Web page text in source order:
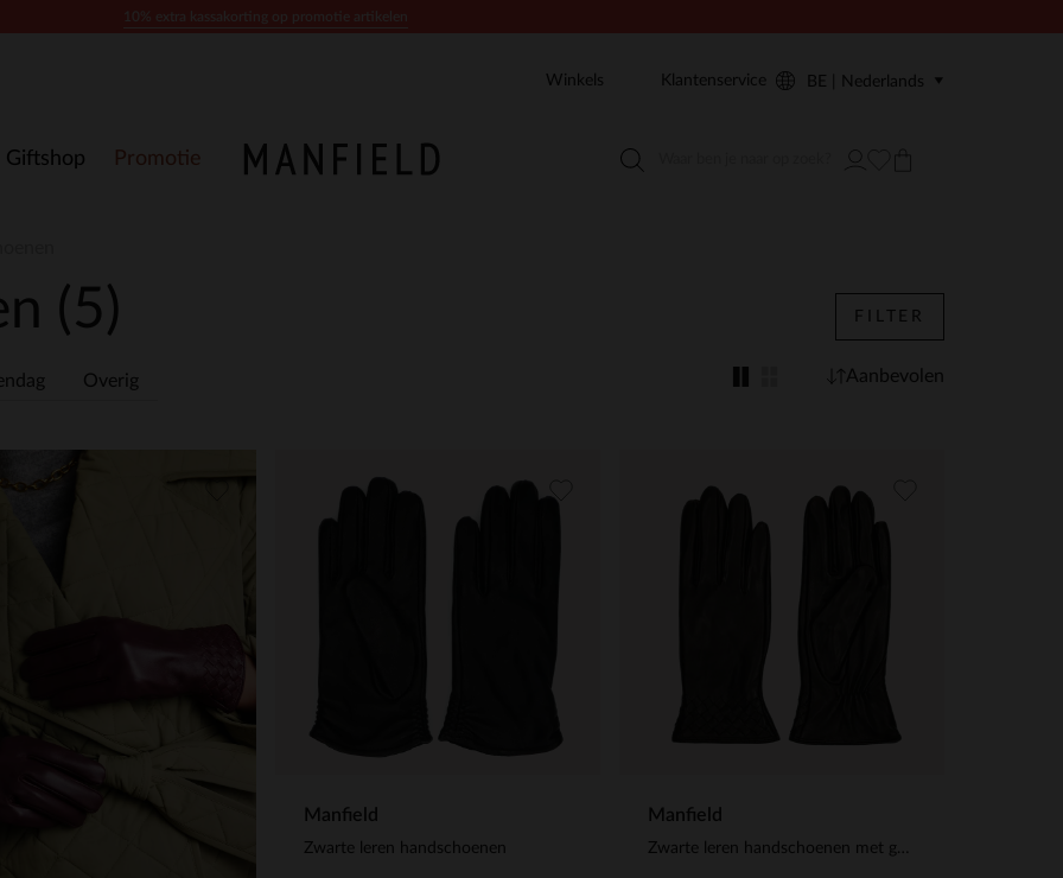
Giftshop Promotie
Winkels Klantenservice BE | Nederlands
(5)
Overig
FILTER
Aanbevolen
Manfield
Zwarte leren handschoenen
Manfield
Zwarte leren handschoenen met gevlochten details